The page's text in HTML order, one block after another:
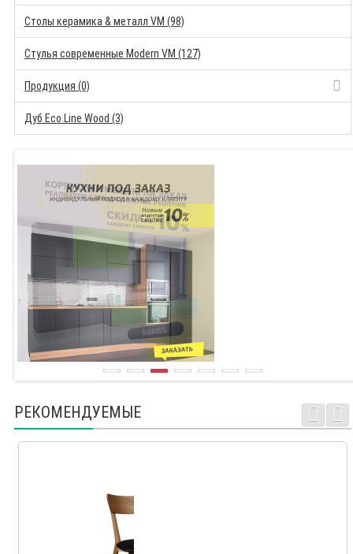
Столы керамика & металл VM (98)
Стулья современные Modern VM (127)
Продукция (0)
Дуб Eco Line Wood (3)
РЕКОМЕНДУЕМЫЕ